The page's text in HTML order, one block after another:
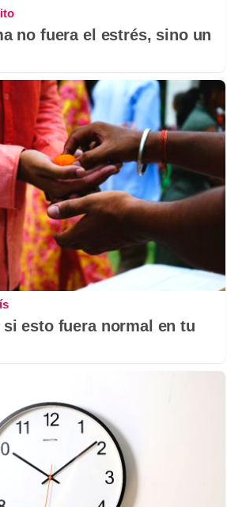
no fuera el estrés, sino un
esto fuera normal en tu